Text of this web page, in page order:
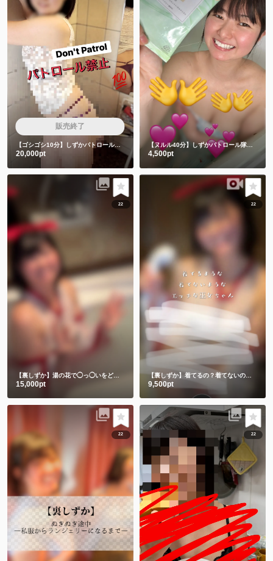
販売終了
【ゴシゴシ10分】しずかパトロール隊は絶対みちゃダメです🙅
20,000pt
【ヌルル40分】しずかパトロール隊集合🚨
4,500pt
22
【裏しずか】湯の花で◯っ◯いをどろパック🫣💕
15,000pt
22
9,500pt
22 22